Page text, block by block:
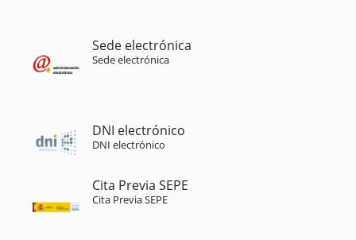
Sede electrónica
Sede electrónica
DNI electrónico
DNI electrónico
Cita Previa SEPE
Cita Previa SEPE